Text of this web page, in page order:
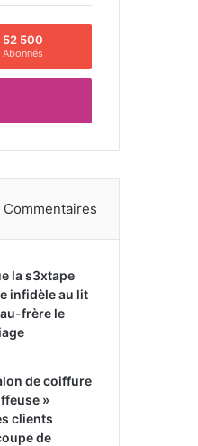
52 500
Abonnés
Commentaires
la s3xtape
infidèle au lit
frère le
de coiffure
»
clients
de